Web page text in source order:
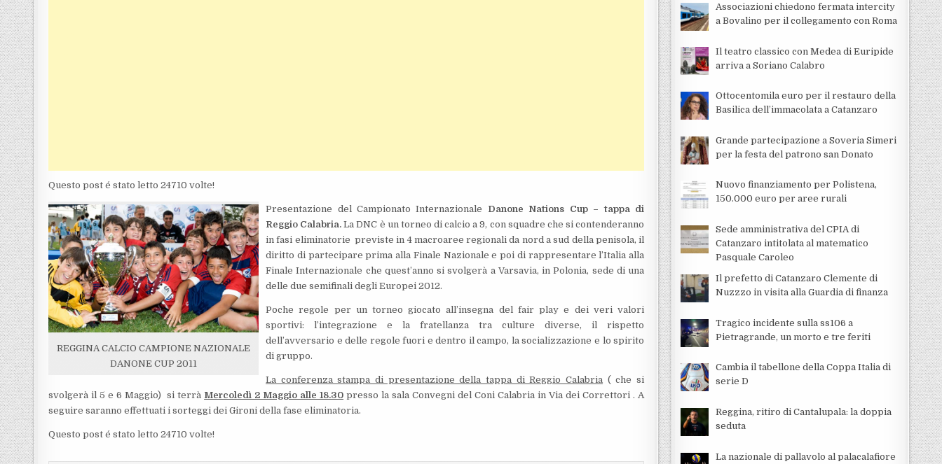
Questo post é stato letto 24710 volte!
REGGINA CALCIO CAMPIONE NAZIONALE
DANONE CUP 2011
Presentazione del Campionato Internazionale Danone Nations Cup – tappa di
Reggio Calabria.La DNC è un torneo di calcio a 9, con squadre che si contenderanno
in fasi eliminatorie previste in 4 macroaree regionali da nord a sud della penisola, il
diritto di partecipare prima alla Finale Nazionale e poi di rappresentare l’Italia alla
Finale Internazionale che quest’anno si svolgerà a Varsavia, in Polonia, sede di una
delle due semifinali degli Europei 2012.
Poche regole per un torneo giocato all’insegna del fair play e dei veri valori
sportivi: l’integrazione e la fratellanza tra culture diverse, il rispetto
dell’avversario e delle regole fuori e dentro il campo, la socializzazione e lo spirito
di gruppo.
La conferenza stampa di presentazione della tappa di Reggio Calabria ( che si
svolgerà il 5 e 6 Maggio) si terrà Mercoledì 2 Maggio alle 18.30 presso la sala Convegni del Coni Calabria in Via dei Correttori . A
seguire saranno effettuati i sorteggi dei Gironi della fase eliminatoria.
Questo post é stato letto 24710 volte!
Associazioni chiedono fermata intercity
a Bovalino per il collegamento con Roma
Il teatro classico con Medea di Euripide
arriva a Soriano Calabro
Ottocentomila euro per il restauro della
Basilica dell’immacolata a Catanzaro
Grande partecipazione a Soveria Simeri
per la festa del patrono san Donato
Nuovo finanziamento per Polistena,
150.000 euro per aree rurali
Sede amministrativa del CPIA di
Catanzaro intitolata al matematico
Pasquale Caroleo
Il prefetto di Catanzaro Clemente di
Nuzzzo in visita alla Guardia di finanza
Tragico incidente sulla ss106 a
Pietragrande, un morto e tre feriti
Cambia il tabellone della Coppa Italia di
serie D
Reggina, ritiro di Cantalupala: la doppia
seduta
La nazionale di pallavolo al palacalafiore